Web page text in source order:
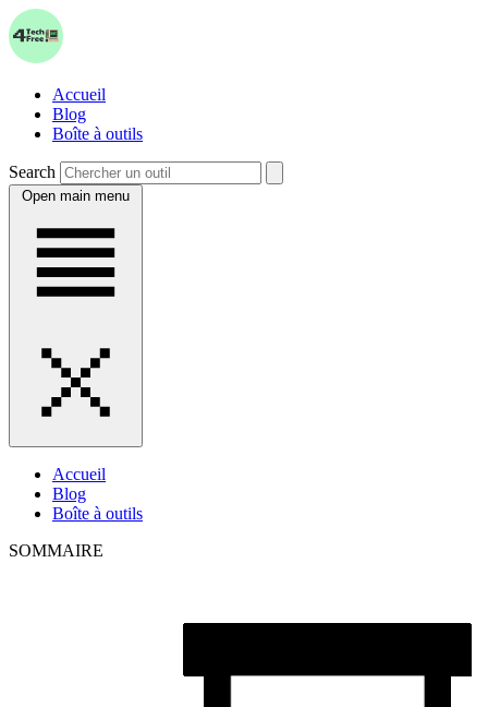
Accueil
Blog
Boîte à outils
Search
Open main menu
Accueil
Blog
Boîte à outils
SOMMAIRE